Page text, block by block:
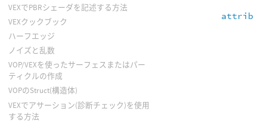
attrib
VEXでPBRシェーダを記述する方法
VEXクックブック
ハーフエッジ
ノイズと乱数
VOP/VEXを使ったサーフェスまたはパー
ティクルの作成
VOPのStruct(構造体)
VEXでアサーション(診断チェック)を使用
する方法